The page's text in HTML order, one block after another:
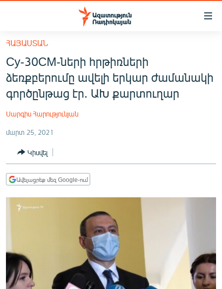
Մատչելիության
հիմնական
բովանդակությանը
Անցնել
հիմնական
մենյուին
ՀԱՅԱՍՏԱՆ
ՔԱՂԱՔԱԿԱՆ
ՏՆՏԵՍՈՒԹՅՈՒՆ
ՂԱՐԱԲԱՂ
ՏԱՐԱԾԱՇՐՋԱՆ
ՍՊՈՐՏ
ՄԵԿՆԱԲԱՆՈՒԹՅՈՒՆ
ՀԱՅԱՍՏԱՆ
Су-30СМ-ների հրթիռների
ձեռքբերումը ավելի երկար ժամանակի
գործընթաց էր. ԱԽ քարտուղար
Սարգիս Հարությունյան
մարտ 25, 2021
Կիսվել
Ավելացրեք մեզ Google-ում